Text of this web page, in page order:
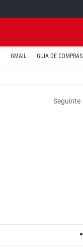
GMAIL GUIA DE COMPRAS
Seguinte